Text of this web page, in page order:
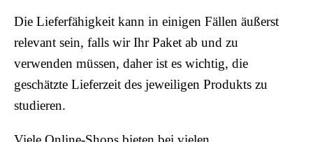
Die Lieferfähigkeit kann in einigen Fällen äußerst
relevant sein, falls wir Ihr Paket ab und zu
verwenden müssen, daher ist es wichtig, die
geschätzte Lieferzeit des jeweiligen Produkts zu
studieren.